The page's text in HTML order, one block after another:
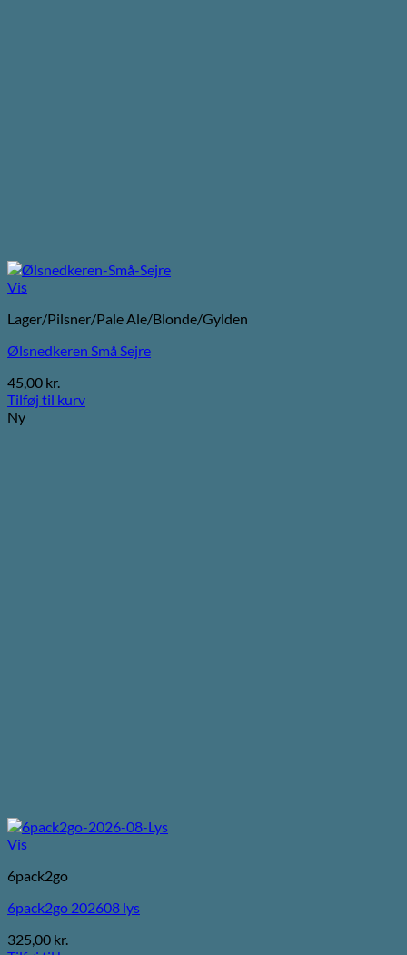
Vis
Lager/Pilsner/Pale Ale/Blonde/Gylden
Ølsnedkeren Små Sejre
45,00 kr.
Tilføj til kurv
Ny
Vis
6pack2go
6pack2go 202608 lys
325,00 kr.